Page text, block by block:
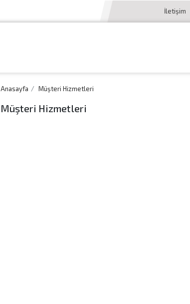
İletişim
Anasayfa Müşteri Hizmetleri
Müşteri Hizmetleri